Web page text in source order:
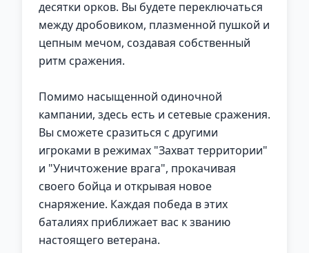
десятки орков. Вы будете переключаться
между дробовиком, плазменной пушкой и
цепным мечом, создавая собственный
ритм сражения.
Помимо насыщенной одиночной
кампании, здесь есть и сетевые сражения.
Вы сможете сразиться с другими
игроками в режимах "Захват территории"
и "Уничтожение врага", прокачивая
своего бойца и открывая новое
снаряжение. Каждая победа в этих
баталиях приближает вас к званию
настоящего ветерана.